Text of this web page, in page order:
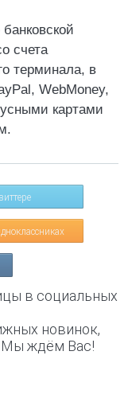
счета
терминала, в
WebMoney,
картами
в социальных
новинок,
Мы ждём Вас!